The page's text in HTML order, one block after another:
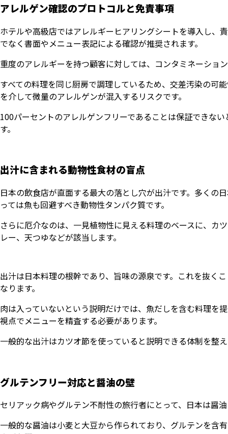
アレルゲン確認のプロトコルと免責事項
ホテルや高級店ではアレルギーヒアリングシートを導入し、
でなく書面やメニュー表記による確認が推奨されます。
重度のアレルギーを持つ顧客に対しては、コンタミネーショ
すべての料理を同じ厨房で調理しているため、交差汚染の可
を介して微量のアレルゲンが混入するリスクです。
100パーセントのアレルゲンフリーであることは保証できな
す。
出汁に含まれる動物性食材の盲点
日本の飲食店が直面する最大の落とし穴が出汁です。多くの
っては魚も回避すべき動物性タンパク質です。
さらに厄介なのは、一見植物性に見える料理のベースに、カ
レー、天つゆなどが該当します。
出汁は日本料理の根幹であり、旨味の源泉です。これを抜く
なります。
肉は入っていないという説明だけでは、魚だしを含む料理を
視点でメニューを精査する必要があります。
一般的な出汁はカツオ節を使っていると説明できる体制を整
グルテンフリー対応と醤油の壁
セリアック病やグルテン不耐性の旅行者にとって、日本は醤
一般的な醤油は小麦と大豆から作られており、グルテンを含